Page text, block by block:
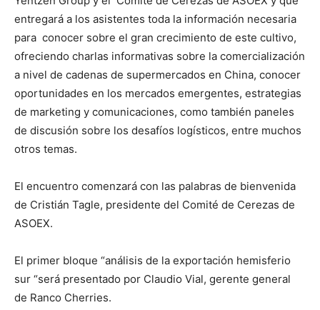
entregará a los asistentes toda la información necesaria
para conocer sobre el gran crecimiento de este cultivo,
ofreciendo charlas informativas sobre la comercialización
a nivel de cadenas de supermercados en China, conocer
oportunidades en los mercados emergentes, estrategias
de marketing y comunicaciones, como también paneles
de discusión sobre los desafíos logísticos, entre muchos
otros temas.
El encuentro comenzará con las palabras de bienvenida
de Cristián Tagle, presidente del Comité de Cerezas de
ASOEX.
El primer bloque “análisis de la exportación hemisferio
sur “será presentado por Claudio Vial, gerente general
de Ranco Cherries.